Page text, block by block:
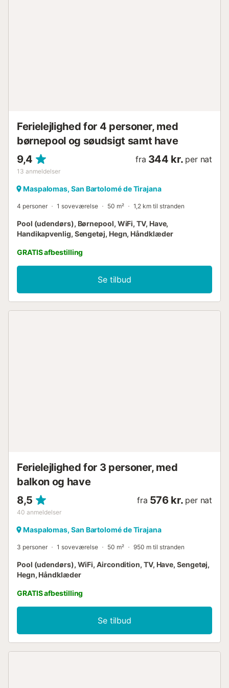
Ferielejlighed for 4 personer, med
børnepool og søudsigt samt have
9,4
13 anmeldelser
fra 344 kr. per nat
Maspalomas, San Bartolomé de Tirajana
4 personer 1 soveværelse 50 m² 1,2 km til stranden
Pool (udendørs), Børnepool, WiFi, TV, Have,
Handikapvenlig, Sengetøj, Hegn, Håndklæder
GRATIS afbestilling
Se tilbud
Ferielejlighed for 3 personer, med
balkon og have
8,5
40 anmeldelser
fra 576 kr. per nat
Maspalomas, San Bartolomé de Tirajana
3 personer 1 soveværelse 50 m² 950 m til stranden
Pool (udendørs), WiFi, Aircondition, TV, Have, Sengetøj,
Hegn, Håndklæder
GRATIS afbestilling
Se tilbud